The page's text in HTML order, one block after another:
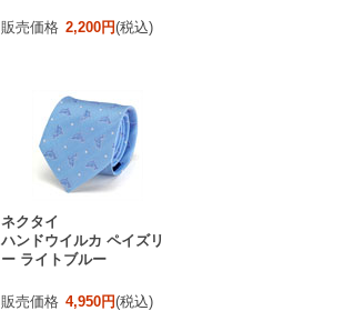
販売価格 2,200円(税込)
ネクタイ
ハンドウイルカ ペイズリ
ー ライトブルー
販売価格 4,950円(税込)